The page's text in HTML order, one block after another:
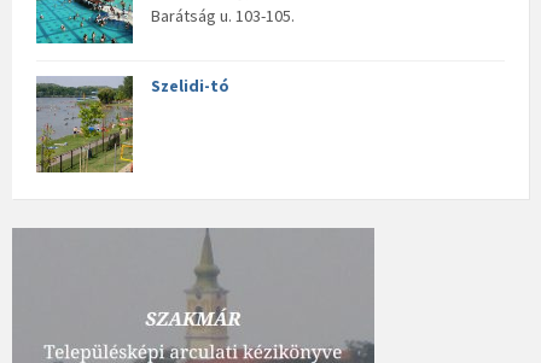
Barátság u. 103-105.
Szelidi-tó